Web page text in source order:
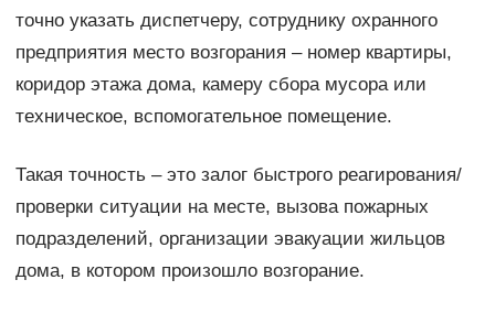
точно указать диспетчеру, сотруднику охранного
предприятия место возгорания – номер квартиры,
коридор этажа дома, камеру сбора мусора или
техническое, вспомогательное помещение.
Такая точность – это залог быстрого реагирования/
проверки ситуации на месте, вызова пожарных
подразделений, организации эвакуации жильцов
дома, в котором произошло возгорание.